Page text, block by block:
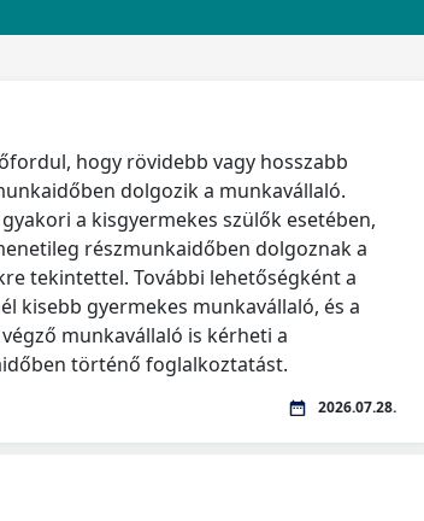
hogy rövidebb vagy hosszabb
dolgozik a munkavállaló.
a kisgyermekes szülők esetében,
részmunkaidőben dolgoznak a
tekintettel. További lehetőségként a
kisebb gyermekes munkavállaló, és a
munkavállaló is kérheti a
történő foglalkoztatást.
2026.07.28.